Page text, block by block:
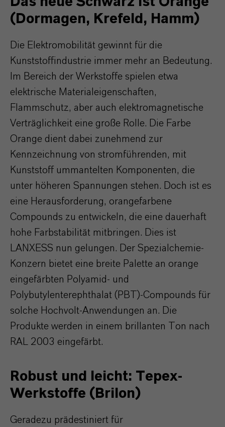
(Dormagen, Krefeld, Hamm)
Die Elektromobilität gewinnt für die
Kunststoffindustrie immer mehr an Bedeutung.
Im Bereich der Werkstoffe spielen etwa
elektrische Materialeigenschaften,
Flammschutz, aber auch elektromagnetische
Verträglichkeit eine große Rolle. Die Farbe
Orange dient dabei zunehmend zur
Kennzeichnung von stromführenden, mit
Kunststoff ummantelten Komponenten, die
unter höheren Spannungen stehen. Doch ist es
eine Herausforderung, orangefarbene
Compounds zu entwickeln, die eine dauerhaft
hohe Farbstabilität mitbringen. Dies ist
LANXESS nun gelungen. Der Spezialchemie-
Konzern bietet eine breite Palette an orange
eingefärbten Polyamid- und
Polybutylenterephthalat (PBT)-Compounds für
solche Hochvolt-Anwendungen an. Die
Produkte werden in einem brillanten Ton nach
RAL 2003 eingefärbt.
Robust und leicht: Tepex-
Werkstoffe (Brilon)
Geradezu prädestiniert für